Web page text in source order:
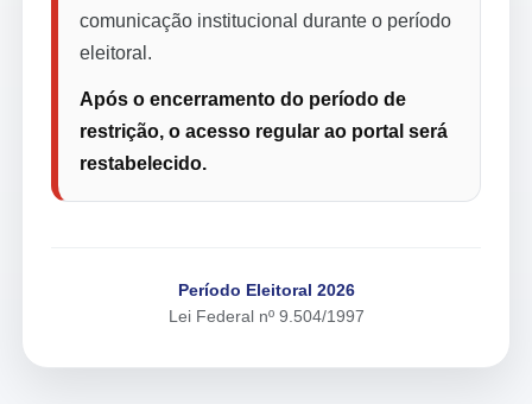
comunicação institucional durante o período
eleitoral.
Após o encerramento do período de
restrição, o acesso regular ao portal será
restabelecido.
Período Eleitoral 2026
Lei Federal nº 9.504/1997